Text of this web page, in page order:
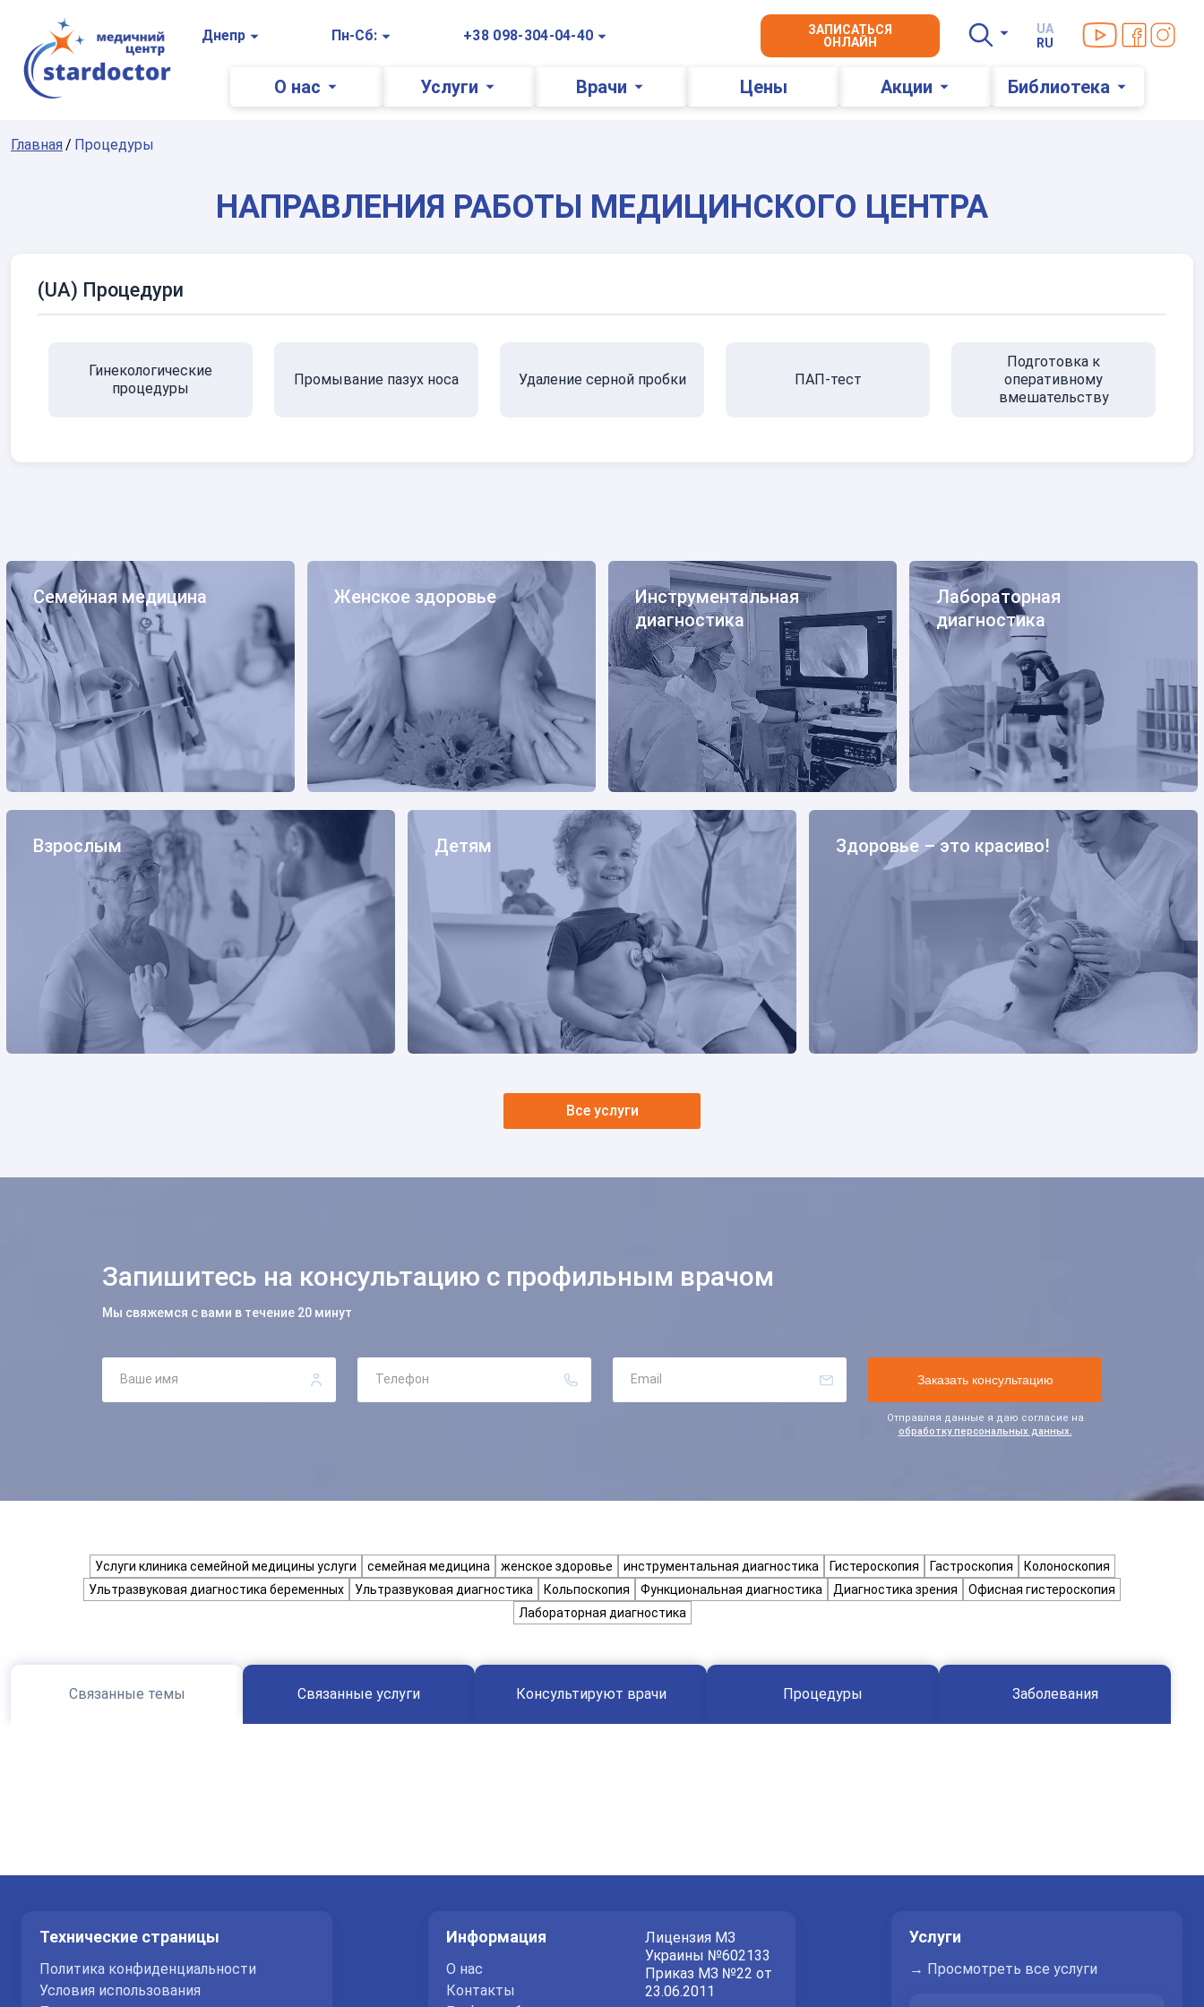
Главная
Днепр
Пн-Сб: +38 098-304-04-40
ЗАПИСАТЬСЯ
ОНЛАЙН
UA
RU
Мы в YouTube
Мы вМы в
О нас Услуги Врачи Цены Акции Библиотека
Главная Процедуры
НАПРАВЛЕНИЯ РАБОТЫ МЕДИЦИНСКОГО ЦЕНТРА
(UA) Процедури
Гинекологические
процедуры
Промывание пазух носа Удаление серной пробки ПАП-тест
Подготовка к
оперативному
вмешательству
Семейная медицина
Семейная медицина
Женское здоровье
Женское здоровье
Инструментальная диагностика
Инструментальная
диагностика
Лабораторная диагностика
Лабораторная
диагностика
Взрослым
Взрослым
Детям
Детям
Здоровье – это красиво!
Здоровье – это красиво!
Все услуги
Запишитесь на консультацию с профильным врачом
Мы свяжемся с вами в течение 20 минут
Отправляя данные я даю согласие на
обработку персональных данных.
Услуги клиника семейной медицины услуги семейная медицина женское здоровье инструментальная диагностика Гистероскопия Гастроскопия
Колоноскопия
Ультразвуковая диагностика беременных
Ультразвуковая диагностика Кольпоскопия Функциональная диагностика Диагностика зрения
Офисная гистероскопия
Лабораторная диагностика
Связанные темы Связанные услуги Консультируют врачи Процедуры Заболевания
Технические страницы
Политика конфиденциальности
Условия использования
Информация
О нас
Контакты
Лицензия МЗ
Украины №602133
Приказ МЗ №22 от
23.06.2011
Услуги
→ Просмотреть все услуги
Оставьте ваши контактные данные
Спасибо!
Мы получили ваше обращение.